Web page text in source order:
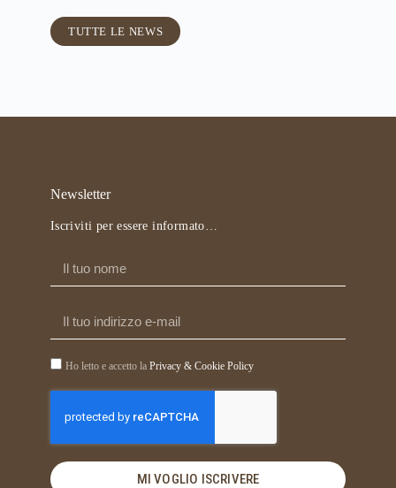
TUTTE LE NEWS
Newsletter
Iscriviti per essere informato…
Ho letto e accetto la Privacy & Cookie Policy
MI VOGLIO ISCRIVERE